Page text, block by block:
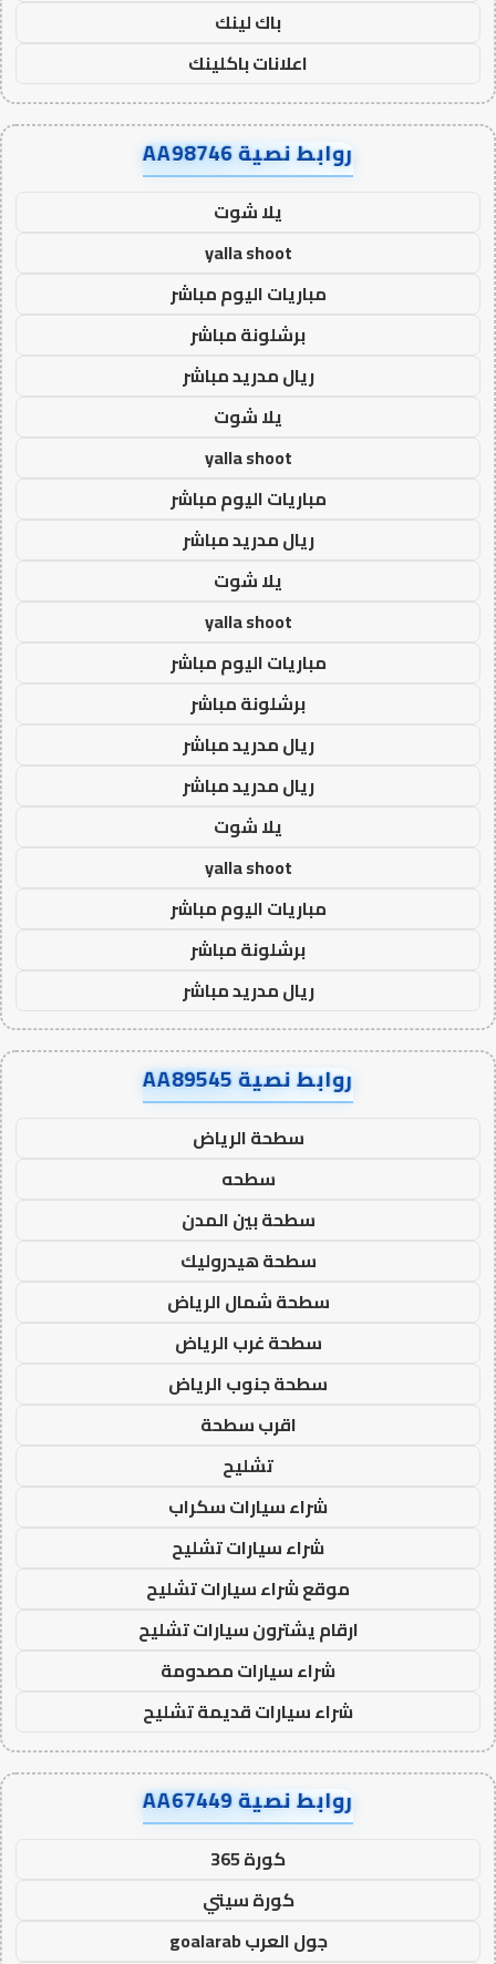
باك لينك
اعلانات باكلينك
روابط نصية AA98746
يلا شوت
yalla shoot
مباريات اليوم مباشر
برشلونة مباشر
ريال مدريد مباشر
يلا شوت
yalla shoot
مباريات اليوم مباشر
ريال مدريد مباشر
يلا شوت
yalla shoot
مباريات اليوم مباشر
برشلونة مباشر
ريال مدريد مباشر
ريال مدريد مباشر
يلا شوت
yalla shoot
مباريات اليوم مباشر
برشلونة مباشر
ريال مدريد مباشر
روابط نصية AA89545
سطحة الرياض
سطحه
سطحة بين المدن
سطحة هيدروليك
سطحة شمال الرياض
سطحة غرب الرياض
سطحة جنوب الرياض
اقرب سطحة
تشليح
شراء سيارات سكراب
شراء سيارات تشليح
موقع شراء سيارات تشليح
ارقام يشترون سيارات تشليح
شراء سيارات مصدومة
شراء سيارات قديمة تشليح
روابط نصية AA67449
كورة 365
كورة سيتي
جول العرب goalarab